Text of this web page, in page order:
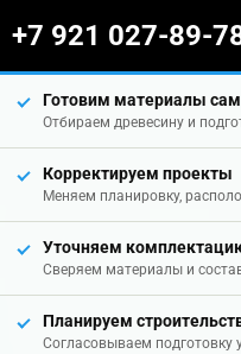
+7 921 027-89-
Готовим материалы
Отбираем древесину и
Корректируем проекты
Меняем планировку,
Уточняем
Сверяем материалы и
Планируем
Согласовываем подготовку